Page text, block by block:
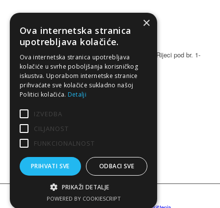
OIB: 13326375086
MB: 03658104
Društvo je upisano u registar Trgovačkog suda u Rijeci pod br. 1-
5278-00
Temeljni kapital: 630,000,00 kuna
Član uprave/Direktor: Željko Žiganto
RADNO VRIJEME
pon – pet: 07:30-15:30
© Copyright Adrianeon | Design by web-pulse.eu
×
Ova internetska stranica
upotrebljava kolačiće.
Ova internetska stranica upotrebljava
kolačiće u svrhe poboljšanja korisničkog
iskustva. Uporabom internetske stranice
prihvaćate sve kolačiće sukladno našoj
Politici kolačića. Detalji
IZVEDBA
CILJANOST
FUNKCIONALNOST
PRIHVATI SVE ODBACI SVE
PRIKAŽI DETALJE
POWERED BY COOKIESCRIPT